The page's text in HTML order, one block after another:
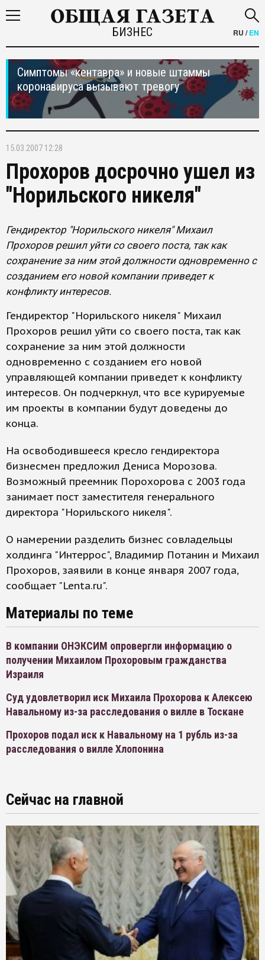
БИЗНЕС RU /EN
Симптомы «кентавра» и новые штаммы
коронавируса вызывают тревогу
15.03.2007 12:28
Прохоров досрочно ушел из
"Норильского никеля"
Гендиректор "Норильского никеля" Михаил
Прохоров решил уйти со своего поста, так как
сохранение за ним этой должности одновременно с
созданием его новой компании приведет к
конфликту интересов.
Гендиректор "Норильского никеля" Михаил
Прохоров решил уйти со своего поста, так как
сохранение за ним этой должности
одновременно с созданием его новой
управляющей компании приведет к конфликту
интересов. Он подчеркнул, что все курируемые
им проекты в компании будут доведены до
конца.
На освободившееся кресло гендиректора
бизнесмен предложил Дениса Морозова.
Возможный преемник Порохорова с 2003 года
занимает пост заместителя генерального
директора "Норильского никеля".
О намерении разделить бизнес совладельцы
холдинга "Интеррос", Владимир Потанин и Михаил
Прохоров, заявили в конце января 2007 года,
сообщает "Lenta.ru".
Материалы по теме
В компании ОНЭКСИМ опровергли информацию о
получении Михаилом Прохоровым гражданства
Израиля
Суд удовлетворил иск Михаила Прохорова к Алексею
Навальному из-за расследования о вилле в Тоскане
Прохоров подал иск к Навальному на 1 рубль из-за
расследования о вилле Хлопонина
Сейчас на главной